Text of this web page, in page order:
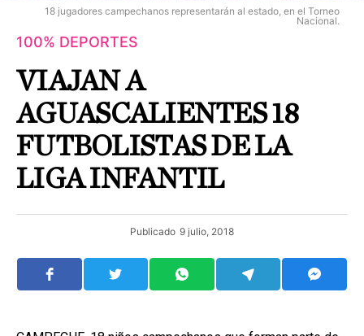
18 jugadores campechanos representarán al estado, en el Torneo
Nacional.
100% DEPORTES
VIAJAN A
AGUASCALIENTES 18
FUTBOLISTAS DE LA
LIGA INFANTIL
Publicado 9 julio, 2018